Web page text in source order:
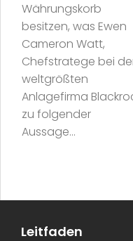
Währungskorb
besitzen, was Ewen
Cameron Watt,
Chefstratege bei
weltgrößten
Anlagefirma
zu folgender
Aussage...
Leitfaden